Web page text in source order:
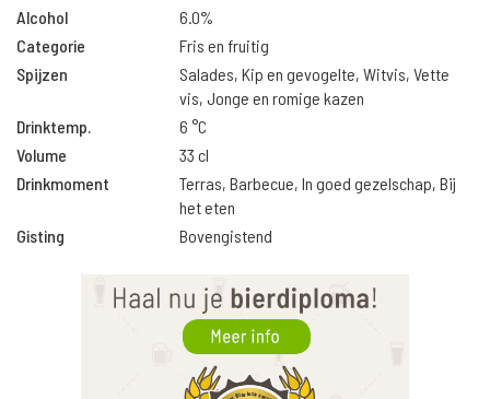
Alcohol
6.0%
Categorie
Fris en fruitig
Spijzen
Salades, Kip en gevogelte, Witvis, Vette
vis, Jonge en romige kazen
Drinktemp.
6 °C
Volume
33 cl
Drinkmoment
Terras, Barbecue, In goed gezelschap, Bij
het eten
Gisting
Bovengistend